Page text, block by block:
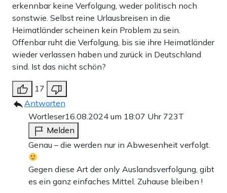
erkennbar keine Verfolgung, weder politisch noch
sonstwie. Selbst reine Urlausbreisen in die
Heimatländer scheinen kein Problem zu sein.
Offenbar ruht die Verfolgung, bis sie ihre Heimatländer
wieder verlassen haben und zurück in Deutschland
sind. Ist das nicht schön?
17
Antworten
Wortleser16.08.2024 um 18:07 Uhr 723T
Melden
Genau – die werden nur in Abwesenheit verfolgt.
Gegen diese Art der only Auslandsverfolgung, gibt
es ein ganz einfaches Mittel. Zuhause bleiben !